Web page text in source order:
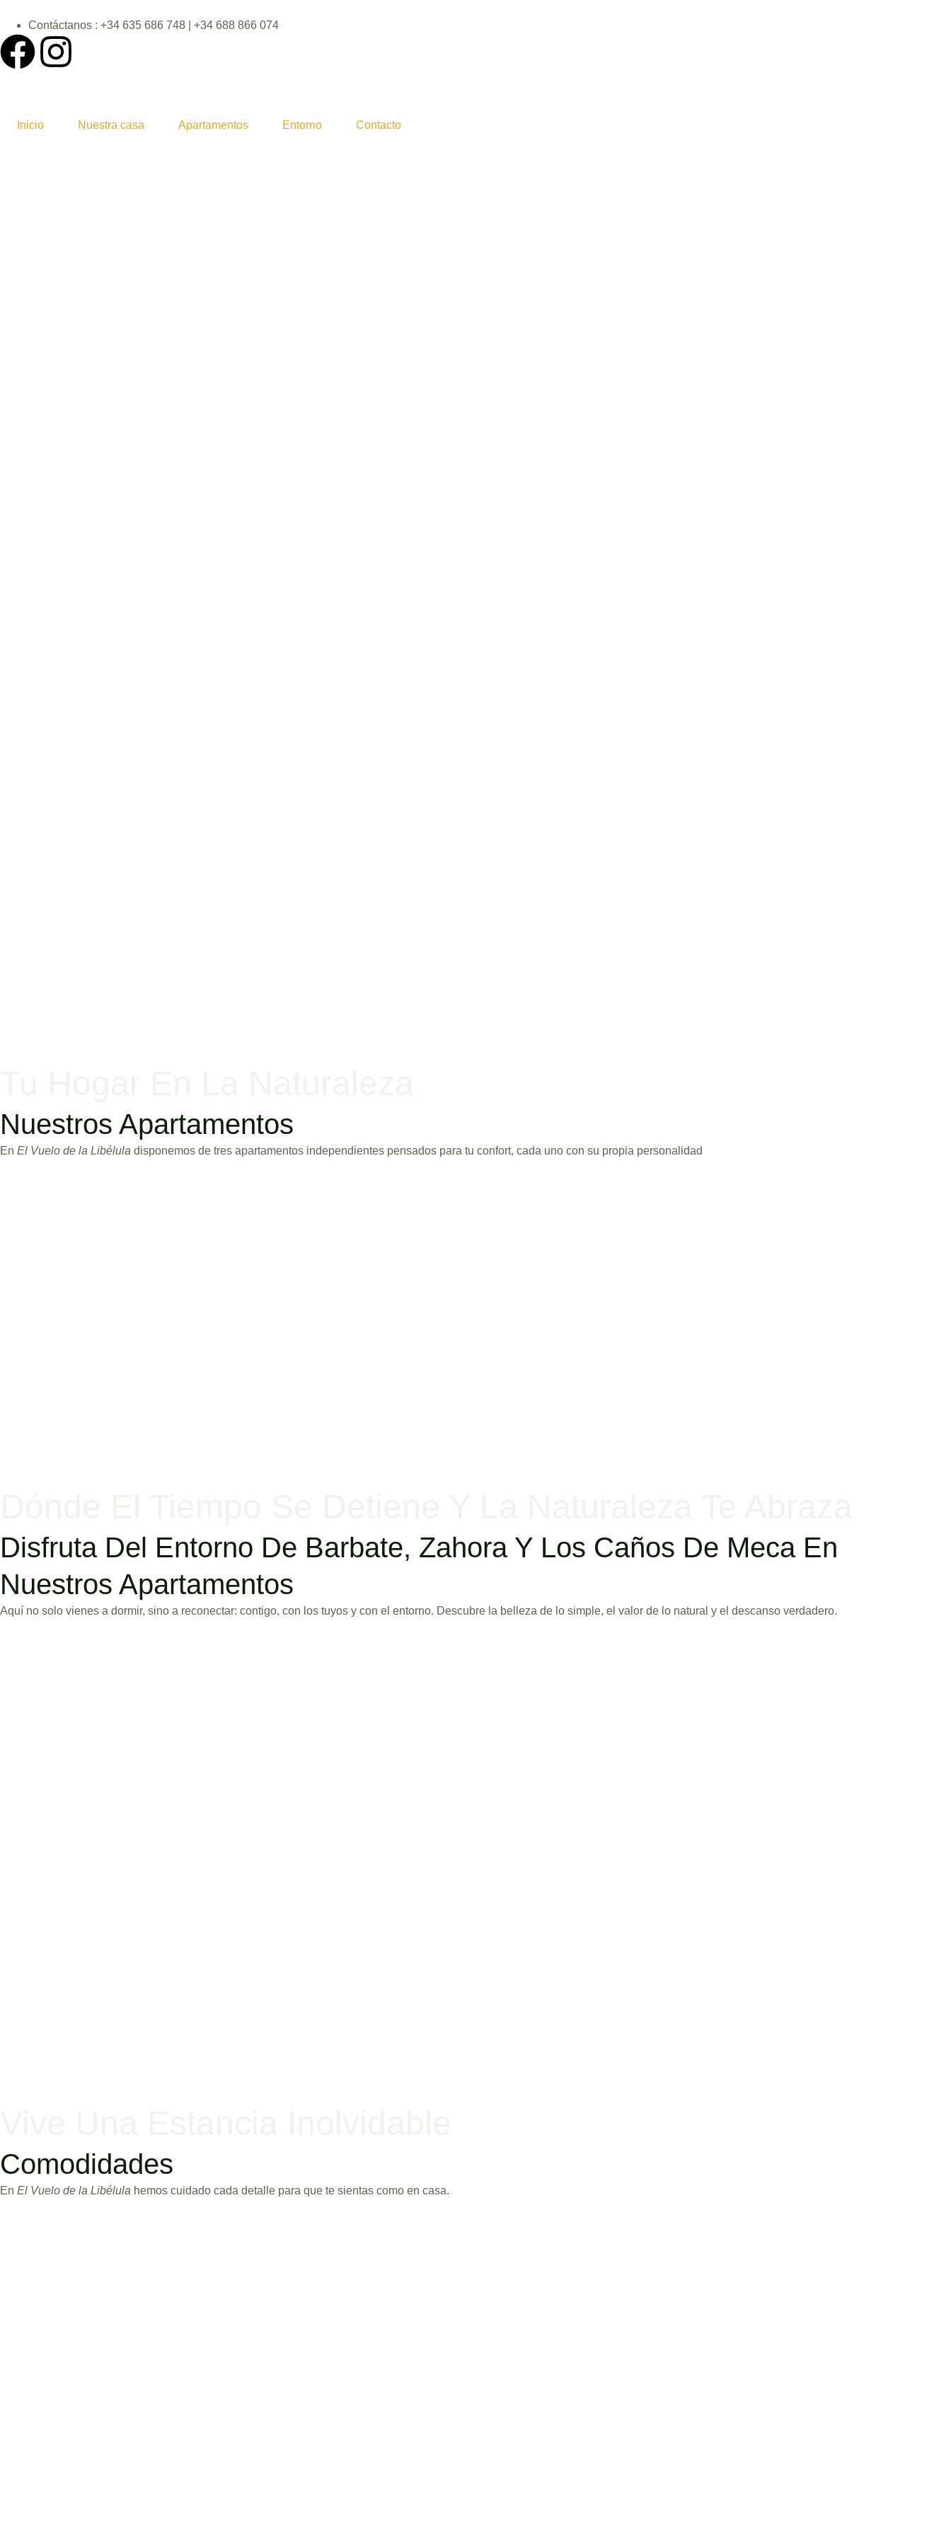
Contáctanos : +34 635 686 748 | +34 688 866 074
Inicio Nuestra casa Apartamentos Entorno Contacto
Nuestros Apartamentos
En El Vuelo de la Libélula disponemos de tres apartamentos independientes pensados para tu confort, cada uno con su propia personalidad
Disfruta Del Entorno De Barbate, Zahora Y Los Caños De Meca En
Nuestros Apartamentos
Aquí no solo vienes a dormir, sino a reconectar: contigo, con los tuyos y con el entorno. Descubre la belleza de lo simple, el valor de lo natural y el descanso verdadero.
Comodidades
En El Vuelo de la Libélula hemos cuidado cada detalle para que te sientas como en casa.